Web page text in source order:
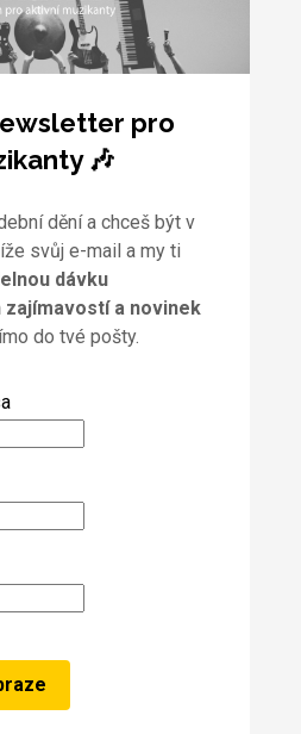
pro
🎶
dění a chceš být v
svůj e-mail a my ti
dávku
zajímavostí a novinek
do tvé pošty.